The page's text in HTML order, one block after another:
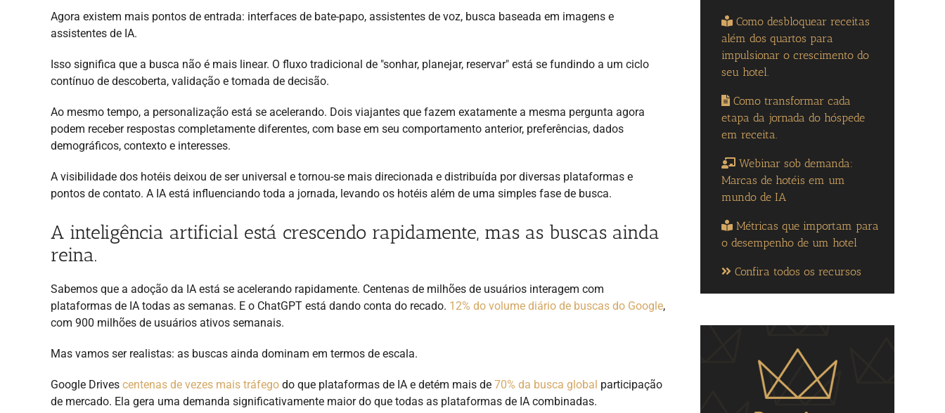
Agora existem mais pontos de entrada: interfaces de bate-papo, assistentes de voz, busca baseada em imagens e
assistentes de IA.
Isso significa que a busca não é mais linear. O fluxo tradicional de "sonhar, planejar, reservar" está se fundindo a um ciclo
contínuo de descoberta, validação e tomada de decisão.
Ao mesmo tempo, a personalização está se acelerando. Dois viajantes que fazem exatamente a mesma pergunta agora
podem receber respostas completamente diferentes, com base em seu comportamento anterior, preferências, dados
demográficos, contexto e interesses.
A visibilidade dos hotéis deixou de ser universal e tornou-se mais direcionada e distribuída por diversas plataformas e
pontos de contato. A IA está influenciando toda a jornada, levando os hotéis além de uma simples fase de busca.
A inteligência artificial está crescendo rapidamente, mas as buscas ainda
reina.
Sabemos que a adoção da IA está se acelerando rapidamente. Centenas de milhões de usuários interagem com
plataformas de IA todas as semanas. E o ChatGPT está dando conta do recado. 12% do volume diário de buscas do Google,
com 900 milhões de usuários ativos semanais.
Mas vamos ser realistas: as buscas ainda dominam em termos de escala.
Google Drives centenas de vezes mais tráfego do que plataformas de IA e detém mais de 70% da busca global participação
de mercado. Ela gera uma demanda significativamente maior do que todas as plataformas de IA combinadas.
Como desbloquear receitas
além dos quartos para
impulsionar o crescimento do
seu hotel.
Como transformar cada
etapa da jornada do hóspede
em receita.
Webinar sob demanda:
Marcas de hotéis em um
mundo de IA
Métricas que importam para
o desempenho de um hotel
Confira todos os recursos